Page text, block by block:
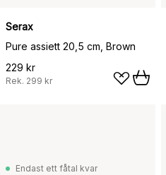
Serax
Pure assiett 20,5 cm, Brown
229 kr
Rek. 299 kr
Endast ett fåtal kvar